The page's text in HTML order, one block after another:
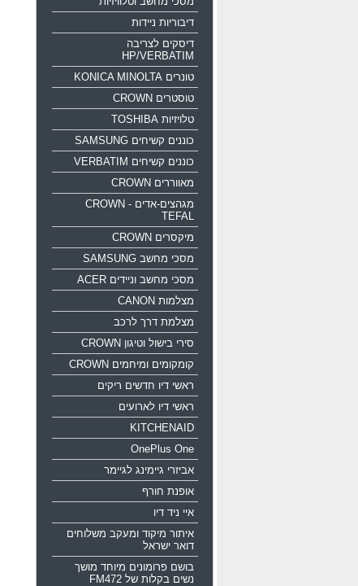
דיבוריות ניידות
דיסקים לצריבה
HP/VERBATIM
טונרים KONICA MINOLTA
טוסטרים CROWN
טלויזיות TOSHIBA
כוננים קשיחים SAMSUNG
כוננים קשיחים VERBATIM
מאווררים CROWN
מגהצים-אדים CROWN -
TEFAL
מיקסרים CROWN
מסכי מחשב SAMSUNG
מסכי מחשב וניידים ACER
מצלמות CANON
מצלמת דרך לרכב
סירי בישול וטיגון CROWN
קומקומים ומיחמים CROWN
ראשי דיו חדשים ריקים
ראשי דיו לארועים
KITCHENAID
OnePlus One
אביזרי גיימינג לגיימר
אופנת חורף
איי ניד דיו
איתור מיקוד ומעקב משלוחים
דואר ישראל
בושם פרומונים מיוחד מושך
נשים בקלות של FM472